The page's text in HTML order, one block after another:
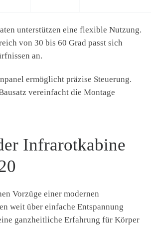
unterstützen eine flexible Nutzung.
von 30 bis 60 Grad passt sich
an.
ermöglicht präzise Steuerung.
vereinfacht die Montage
Infrarotkabine
Vorzüge einer modernen
weit über einfache Entspannung
ganzheitliche Erfahrung für Körper